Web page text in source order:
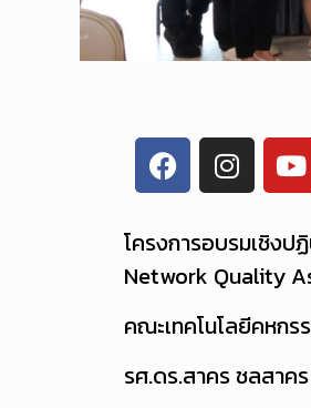
โครงการอบรมเชิงป
Network Quality
คณะเทคโนโลยีคหกร
รศ.ดร.สาคร ชลสา